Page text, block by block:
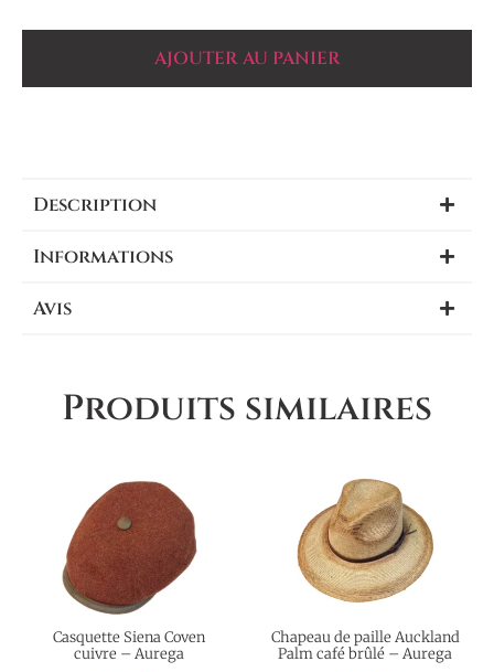
AJOUTER AU PANIER
Description
Informations
Avis
Produits similaires
Casquette Siena Coven
cuivre – Aurega
Chapeau de paille Auckland
Palm café brûlé – Aurega